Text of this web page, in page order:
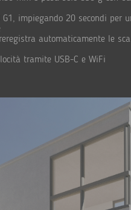
impiegando 20 secondi per
automaticamente le
tramite USB-C e WiFi